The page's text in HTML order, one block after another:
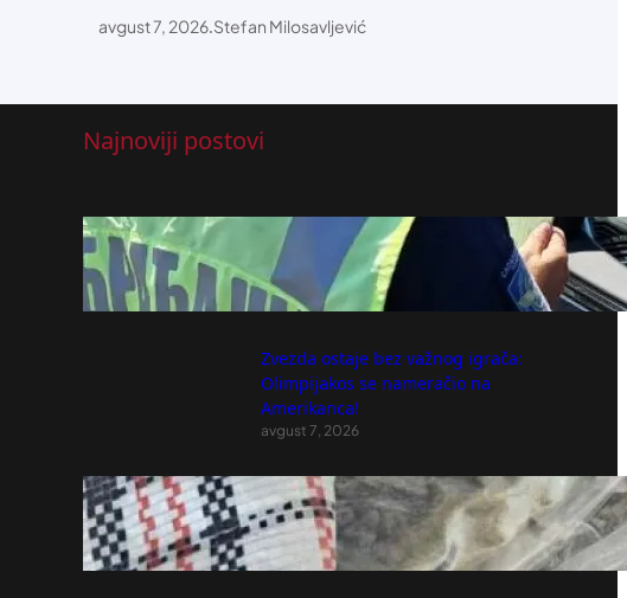
avgust 7, 2026.Stefan Milosavljević
Najnoviji postovi
Na putevima u Južnobačkom okrugu za
dan dogodilo se sedam saobraćajnih
nesreća
avgust 7, 2026
Zvezda ostaje bez važnog igrača:
Olimpijakos se nameračio na
Amerikanca!
avgust 7, 2026
UHAPŠEN DILER U PANČEVU: Krio
marihuanu u kući
avgust 7, 2026